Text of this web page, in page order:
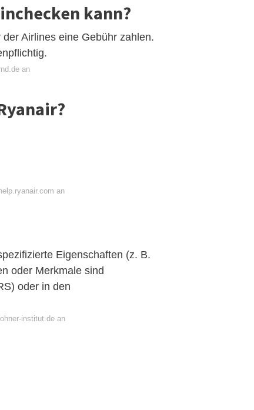
kann?
Airlines eine Gebühr zahlen.
an
an
Eigenschaften (z. B.
oder Merkmale sind
oder in den
institut.de an